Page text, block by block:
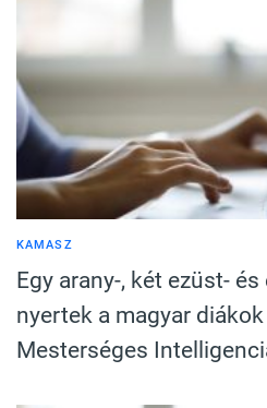
KAMASZ
Egy arany-, két ezüst-
nyertek a magyar
Mesterséges